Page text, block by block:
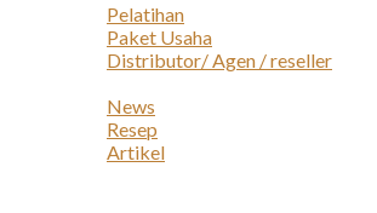
Pelatihan
Paket Usaha
Distributor/ Agen / reseller
News
Resep
Artikel